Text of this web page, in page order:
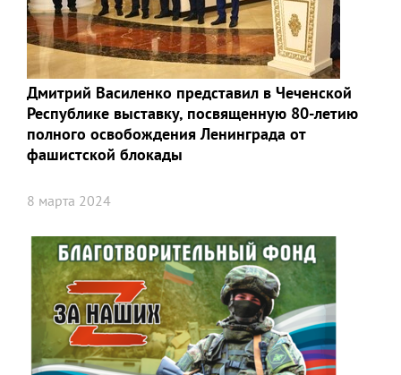
Дмитрий Василенко представил в Чеченской
Республике выставку, посвященную 80-летию
полного освобождения Ленинграда от
фашистской блокады⁣⁣⠀ ⁣⁣⠀
8 марта 2024